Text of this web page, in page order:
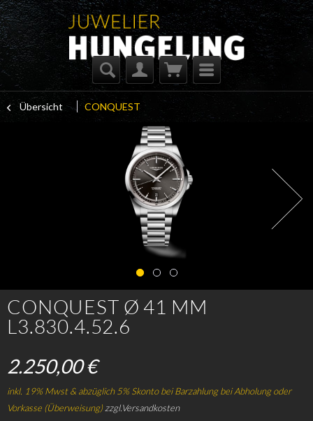
Übersicht CONQUEST
CONQUEST Ø 41 MM
L3.830.4.52.6
2.250,00 €
inkl. 19% Mwst & abzüglich 5% Skonto bei Barzahlung bei Abholung oder
Vorkasse (Überweisung)zzgl.Versandkosten